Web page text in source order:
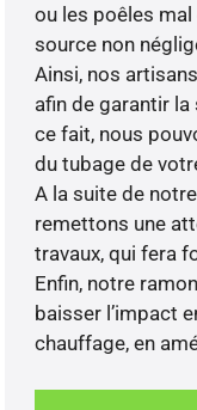
ou les poêles
source non
Ainsi, nos
afin de garantir
ce fait, nous
du tubage de
A la suite de
remettons une
travaux, qui fera
Enfin, notre
baisser l’impact
chauffage, en